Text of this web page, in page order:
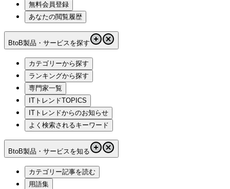
無料会員登録
あなたの閲覧履歴
BtoB製品・サービスを探す
カテゴリーから探す
ランキングから探す
専門家一覧
ITトレンドTOPICS
ITトレンドからのお知らせ
よく検索されるキーワード
BtoB製品・サービスを知る
カテゴリー記事を読む
用語集